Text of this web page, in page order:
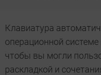
Клавиатура
операционной
чтобы вы могли
раскладкой и